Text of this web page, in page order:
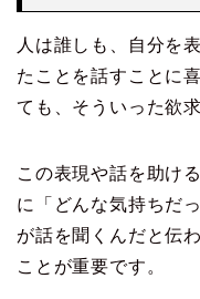
人は誰しも、自分を
たことを話すことに
ても、そういった欲
この表現や話を助け
に「どんな気持ちだ
が話を聞くんだと伝
ことが重要です。